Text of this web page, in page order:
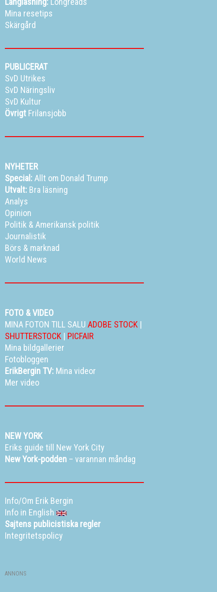
Mina resetips
Skärgård
PUBLICERAT
SvD Utrikes
SvD Näringsliv
SvD Kultur
Övrigt Frilansjobb
NYHETER
Special:Allt om Donald Trump
Utvalt: Bra läsning
Analys
Opinion
Politik &Amerikansk politik
Journalistik
Börs & marknad
World News
FOTO & VIDEO
MINA FOTON TILL SALU ADOBE STOCK |
SHUTTERSTOCK | PICFAIR
Mina bildgallerier
Fotobloggen
ErikBergin TV: Mina videor
Mer video
NEW YORK
Eriks guide till New York City
New York-podden – varannan måndag
Info/Om Erik Bergin
Info in English
Sajtens publicistiska regler
Integritetspolicy
ANNONS